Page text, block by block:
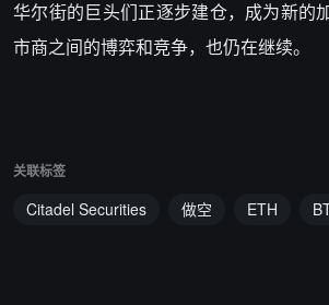
华尔街的巨头们正逐步建仓，成为新的
市商之间的博弈和竞争，也仍在继续。
关联标签
Citadel Securities 做空 ETH